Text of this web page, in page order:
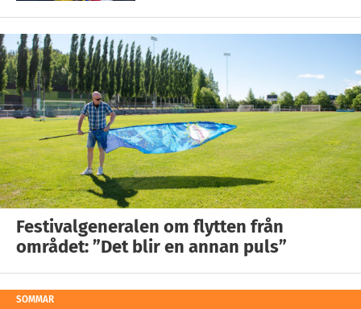
Festivalgeneralen om flytten från
området: ”Det blir en annan puls”
SOMMAR